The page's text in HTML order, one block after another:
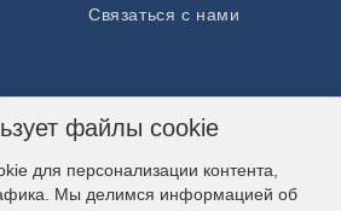
Связаться с нами
файлы cookie
для персонализации контента,
Мы делимся информацией об